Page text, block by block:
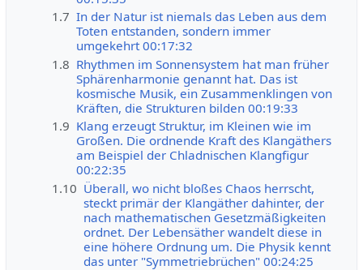
1.7 In der Natur ist niemals das Leben aus dem
Toten entstanden, sondern immer
umgekehrt 00:17:32
1.8 Rhythmen im Sonnensystem hat man früher
Sphärenharmonie genannt hat. Das ist
kosmische Musik, ein Zusammenklingen von
Kräften, die Strukturen bilden 00:19:33
1.9 Klang erzeugt Struktur, im Kleinen wie im
Großen. Die ordnende Kraft des Klangäthers
am Beispiel der Chladnischen Klangfigur
00:22:35
1.10 Überall, wo nicht bloßes Chaos herrscht,
steckt primär der Klangäther dahinter, der
nach mathematischen Gesetzmäßigkeiten
ordnet. Der Lebensäther wandelt diese in
eine höhere Ordnung um. Die Physik kennt
das unter "Symmetriebrüchen" 00:24:25